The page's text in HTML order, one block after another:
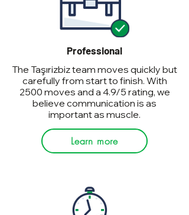
Professional
The Taşırizbiz team moves quickly but
carefully from start to finish. With
2500 moves and a 4.9/5 rating, we
believe communication is as
important as muscle.
Learn more